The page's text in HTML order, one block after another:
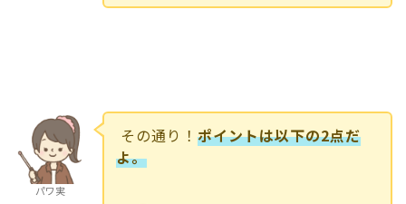
パワ実
その通り！ ポイントは以下の2点だ
よ。